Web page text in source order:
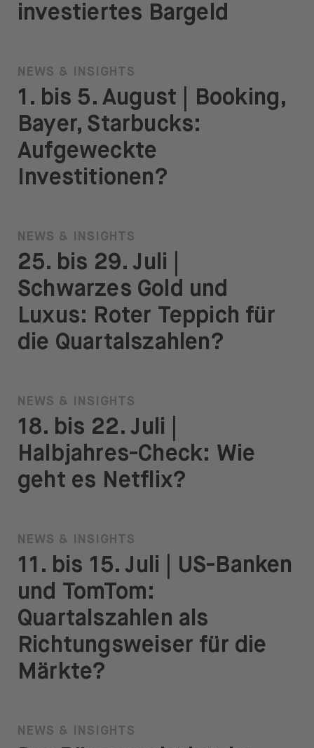
investiertes Bargeld
NEWS & INSIGHTS
1. bis 5. August | Booking,
Bayer, Starbucks:
Aufgeweckte
Investitionen?
NEWS & INSIGHTS
25. bis 29. Juli |
Schwarzes Gold und
Luxus: Roter Teppich für
die Quartalszahlen?
NEWS & INSIGHTS
18. bis 22. Juli |
Halbjahres-Check: Wie
geht es Netflix?
NEWS & INSIGHTS
11. bis 15. Juli | US-Banken
und TomTom:
Quartalszahlen als
Richtungsweiser für die
Märkte?
NEWS & INSIGHTS